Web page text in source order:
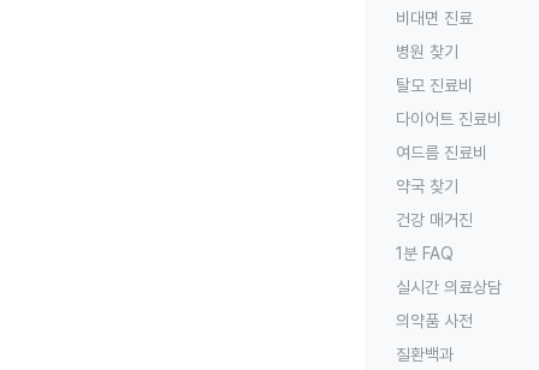
비대면 진료
병원 찾기
탈모 진료비
다이어트 진료비
여드름 진료비
약국 찾기
건강 매거진
1분 FAQ
실시간 의료상담
의약품 사전
질환백과